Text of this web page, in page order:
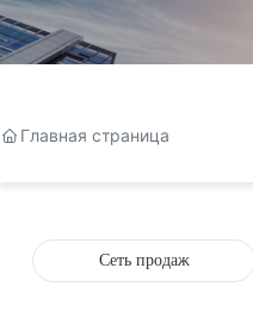
Главная страница
Сеть продаж